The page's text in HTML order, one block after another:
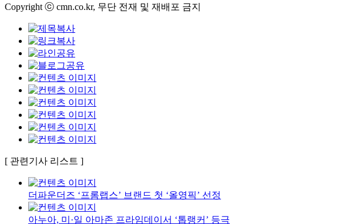
Copyright ⓒ cmn.co.kr, 무단 전재 및 재배포 금지
[ 관련기사 리스트 ]
더파운더즈 ‘프롬랩스’ 브랜드 첫 ‘올영픽’ 선정
아누아, 미·일 아마존 프라임데이서 ‘톱랭커’ 등극